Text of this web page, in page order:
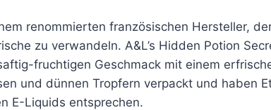
renommierten französischen Hersteller,
zu verwandeln. A&L’s Hidden Potion
fruchtigen Geschmack mit einem
und dünnen Tropfern verpackt und haben
E-Liquids entsprechen.